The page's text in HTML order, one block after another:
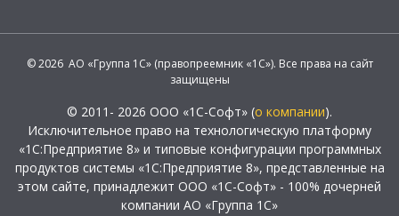
© 2026 АО «Группа 1С» (правопреемник «1С»). Все права на сайт
защищены
© 2011- 2026 ООО «1С-Софт» (о компании).
Исключительное право на технологическую платформу
«1С:Предприятие 8» и типовые конфигурации программных
продуктов системы «1С:Предприятие 8», представленные на
этом сайте, принадлежит ООО «1С-Софт» - 100% дочерней
компании АО «Группа 1С»